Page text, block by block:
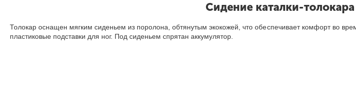
Сидение каталки-толокара
Толокар оснащен мягким сиденьем из поролона, обтянутым экокожей, что обеспечивает комфорт во
пластиковые подставки для ног. Под сиденьем спрятан аккумулятор.